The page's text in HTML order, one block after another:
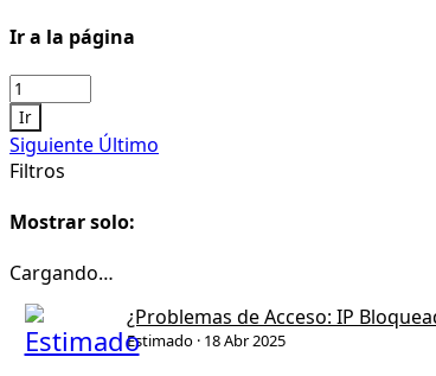
Ir a la página
Ir
Siguiente Último
Filtros
Mostrar solo:
Cargando…
¿Problemas de Acceso: IP
Estimado 18 Abr 2025